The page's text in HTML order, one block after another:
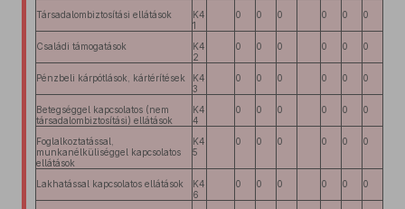
Társadalombiztosítási ellátások
K4
1
0 0 0 0 0 0
Családi támogatások
K4
2
0 0 0 0 0 0
Pénzbeli kárpótlások, kártérítések
K4
3
0 0 0 0 0 0
Betegséggel kapcsolatos (nem
társadalombiztosítási) ellátások
K4
4
0 0 0 0 0 0
Foglalkoztatással,
munkanélküliséggel kapcsolatos
ellátások
K4
5
0 0 0 0 0 0
Lakhatással kapcsolatos ellátások
K4
6
0 0 0 0 0 0